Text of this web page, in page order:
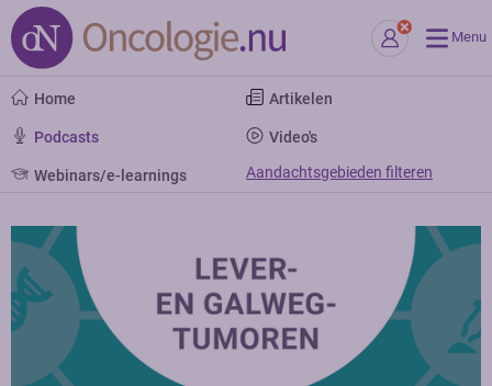
Menu
Home Artikelen
Podcasts Video's
Webinars/e-learnings Aandachtsgebieden filteren